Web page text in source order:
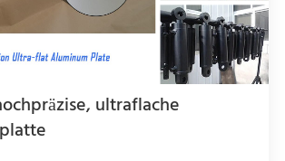
ultraflache